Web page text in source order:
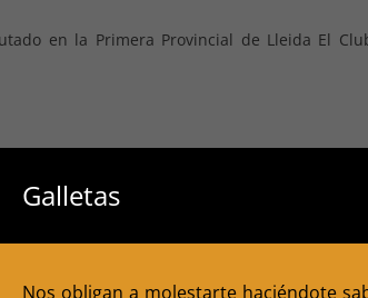
en la Primera Provincial de Lleida El
Galletas
Nos obligan a molestarte haciéndote